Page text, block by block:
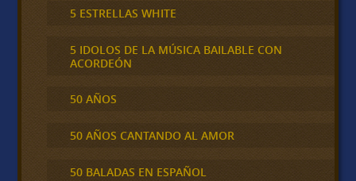
5 ESTRELLAS WHITE
5 IDOLOS DE LA MÚSICA BAILABLE CON
ACORDEÓN
50 AÑOS
50 AÑOS CANTANDO AL AMOR
50 BALADAS EN ESPAÑOL